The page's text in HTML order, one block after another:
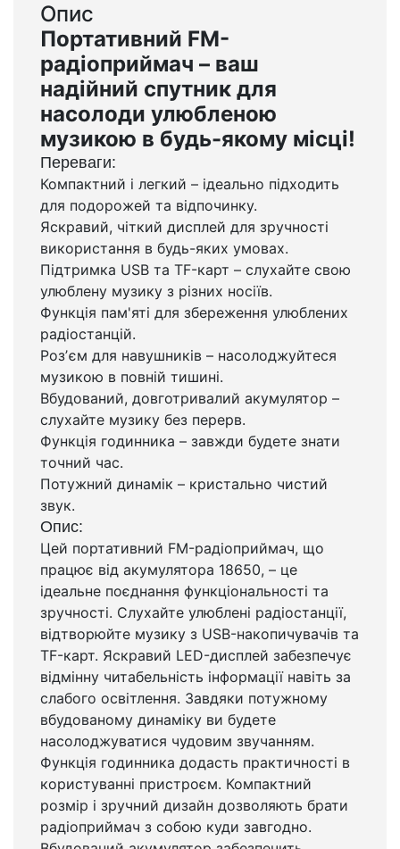
Опис
Портативний FM-
радіоприймач – ваш
надійний спутник для
насолоди улюбленою
музикою в будь-якому місці!
Переваги:
Компактний і легкий – ідеально підходить
для подорожей та відпочинку.
Яскравий, чіткий дисплей для зручності
використання в будь-яких умовах.
Підтримка USB та TF-карт – слухайте свою
улюблену музику з різних носіїв.
Функція пам'яті для збереження улюблених
радіостанцій.
Розʼєм для навушників – насолоджуйтеся
музикою в повній тишині.
Вбудований, довготривалий акумулятор –
слухайте музику без перерв.
Функція годинника – завжди будете знати
точний час.
Потужний динамік – кристально чистий
звук.
Опис:
Цей портативний FM-радіоприймач, що
працює від акумулятора 18650, – це
ідеальне поєднання функціональності та
зручності. Слухайте улюблені радіостанції,
відтворюйте музику з USB-накопичувачів та
TF-карт. Яскравий LED-дисплей забезпечує
відмінну читабельність інформації навіть за
слабого освітлення. Завдяки потужному
вбудованому динаміку ви будете
насолоджуватися чудовим звучанням.
Функція годинника додасть практичності в
користуванні пристроєм. Компактний
розмір і зручний дизайн дозволяють брати
радіоприймач з собою куди завгодно.